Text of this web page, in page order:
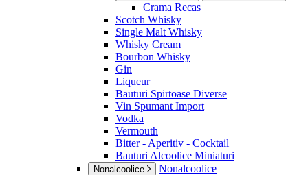
Crama Recas
Scotch Whisky
Single Malt Whisky
Whisky Cream
Bourbon Whisky
Gin
Liqueur
Bauturi Spirtoase Diverse
Vin Spumant Import
Vodka
Vermouth
Bitter - Aperitiv - Cocktail
Bauturi Alcoolice Miniaturi
Nonalcoolice Nonalcoolice